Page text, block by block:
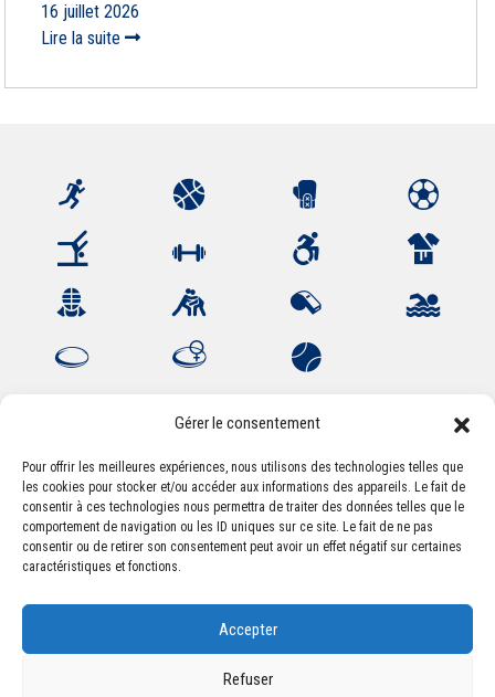
Gérer le consentement
Pour offrir les meilleures expériences, nous utilisons des technologies telles que
les cookies pour stocker et/ou accéder aux informations des appareils. Le fait de
consentir à ces technologies nous permettra de traiter des données telles que le
comportement de navigation ou les ID uniques sur ce site. Le fait de ne pas
consentir ou de retirer son consentement peut avoir un effet négatif sur certaines
caractéristiques et fonctions.
Accepter
Refuser
16 juillet 2026
Lire la suite
Association Sportive Montferrandaise
84, boulevard Léon Jouhaux
CS 80221 - 63021 Clermont-Ferrand Cedex 2
accueil@asm-omnisports.com